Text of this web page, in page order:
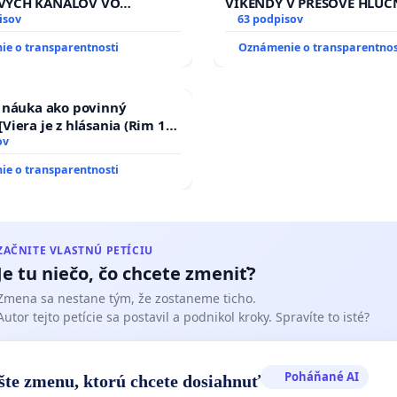
VLASTNÍCTVE A POD
na riešenie zanedbaného
o transparentnosti
STAVEBNÉ PRÁCE V
TÝŽDEŇ CIEĽ 8.00 – 18.00
63 podpisov
Oznámenie o
ako povinný
je z hlásania (Rim 10,
o transparentnosti
VLASTNÚ PETÍCIU
tu niečo, čo chcete zmeniť?
sa nestane tým, že zostaneme ticho.
tejto petície sa postavil a podnikol kroky. Spravíte to isté?
zmenu, ktorú chcete dosiahnuť Poháňané AI